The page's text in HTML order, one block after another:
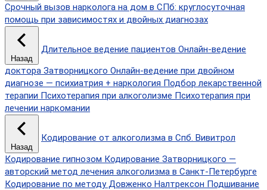
Срочный вызов нарколога на дом в СПб: круглосуточная
помощь при зависимостях и двойных диагнозах
Назад
Длительное ведение пациентов Онлайн-ведение
доктора Затворницкого Онлайн‑ведение при двойном
диагнозе — психиатрия + наркология Подбор лекарственной
терапии Психотерапия при алкоголизме Психотерапия при
лечении наркомании
Назад
Кодирование от алкоголизма в Спб. Вивитрол
Кодирование гипнозом Кодирование Затворницкого —
авторский метод лечения алкоголизма в Санкт‑Петербурге
Кодирование по методу Довженко Налтрексон Подшивание